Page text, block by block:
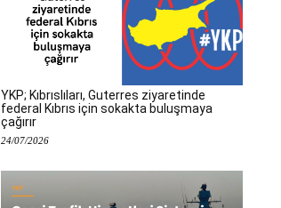
YKP; Kıbrıslıları, Guterres ziyaretinde
federal Kıbrıs için sokakta buluşmaya
çağırır
24/07/2026